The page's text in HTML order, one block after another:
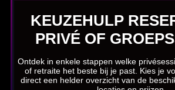
KEUZEHULP
PRIVÉ OF
Ontdek in enkele stappen welke
of retraite het beste bij je past. Kies je
direct een helder overzicht van de